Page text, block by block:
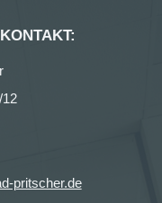
pritscher.de